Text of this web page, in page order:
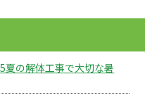
夏の解体工事で大切な暑